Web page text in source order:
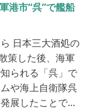
港市“呉”で艦船
日本三大酒処の
策した後、海軍
られる「呉」で
や海上自衛隊呉
展したことで…